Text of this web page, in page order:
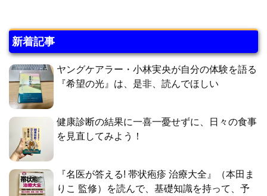
新着記事
ヤングケアラー・小林実央が自分の体験を語る
『希望の光』は、是非、読んでほしい
健康診断の結果に一喜一憂せずに、日々の食事
を見直してみよう！
『名医が答える! 帯状疱疹 治療大全』（本田ま
りこ 監修）を読んで、基礎知識を持って、予